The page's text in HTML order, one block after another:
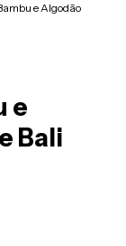
e Algodão
e
Bali